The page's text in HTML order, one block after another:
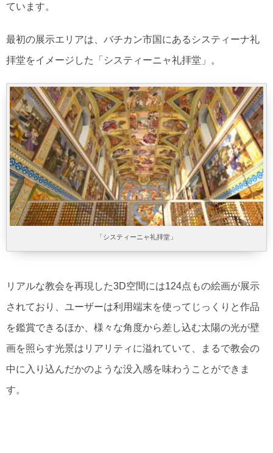
ています。
最初の展示エリアは、バチカン市国にあるシスティーナ礼
拝堂をイメージした「システィーニャ礼拝堂」。
「システィーニャ礼拝堂」
リアルな教会を再現した3D空間には124点もの絵画が展示
されており、ユーザーは利用端末を使ってじっくりと作品
を鑑賞できるほか、様々な角度から差し込む太陽の光が壁
画を照らす光景はリアリティに溢れていて、まるで教会の
中に入り込んだかのような没入感を味わうことができま
す。